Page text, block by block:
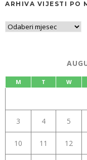
ARHIVA VIJESTI PO
M T W
3 4 5
10 11 12